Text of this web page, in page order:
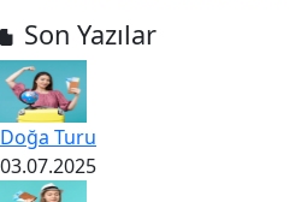
Son Yazılar
Doğa Turu
03.07.2025